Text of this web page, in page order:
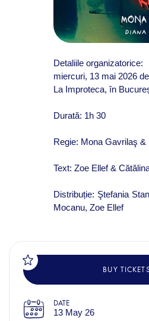
Detaliile organizatorice:
miercuri, 13 mai 2026
La Improteca, în
Durată: 1h 30
Regie: Mona Gavrilaş &
Text: Zoe Ellef &
Distribuție: Ştefania
Mocanu, Zoe Ellef
BUY TICKETS
DATE
13 May 26